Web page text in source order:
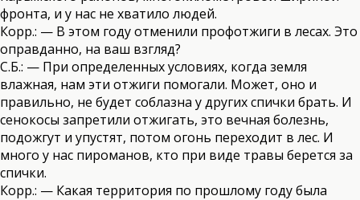
фронта, и у нас не хватило людей.
Корр.: — В этом году отменили профотжиги в лесах. Это
оправданно, на ваш взгляд?
С.Б.: — При определенных условиях, когда земля
влажная, нам эти отжиги помогали. Может, оно и
правильно, не будет соблазна у других спички брать. И
сенокосы запретили отжигать, это вечная болезнь,
подожгут и упустят, потом огонь переходит в лес. И
много у нас пироманов, кто при виде травы берется за
спички.
Корр.: — Какая территория по прошлому году была